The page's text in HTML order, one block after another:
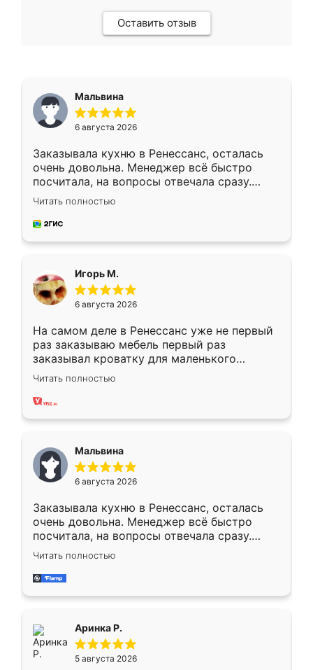
Оставить отзыв
Мальвина
6 августа 2026
Заказывала кухню в Ренессанс, осталась
очень довольна. Менеджер всё быстро
посчитала, на вопросы отвечала сразу.
Замерщик приехал в субботу, подошёл к
делу со всей ответственностью. Собрали
за день, ребята работали аккуратно, даже
Читать полностью
Игорь М.
6 августа 2026
На самом деле в Ренессанс уже не первый
раз заказываю мебель первый раз
заказывал кроватку для маленького
ребёнка при его рождении ,во второй раз
заказал шкаф-купе. По качеству очень
хорошее сборка достаточно быстрая,
меньше, здесь же он более разнообразный.
Мне нравится ,если что-то потребуется из
мебели буду заказывать только здесь.
Читать полностью
Мальвина
6 августа 2026
Заказывала кухню в Ренессанс, осталась
очень довольна. Менеджер всё быстро
посчитала, на вопросы отвечала сразу.
Замерщик приехал в субботу, подошёл к
делу со всей ответственностью. Собрали
за день, ребята работали аккуратно, даже
Читать полностью
Аринка Р.
5 августа 2026